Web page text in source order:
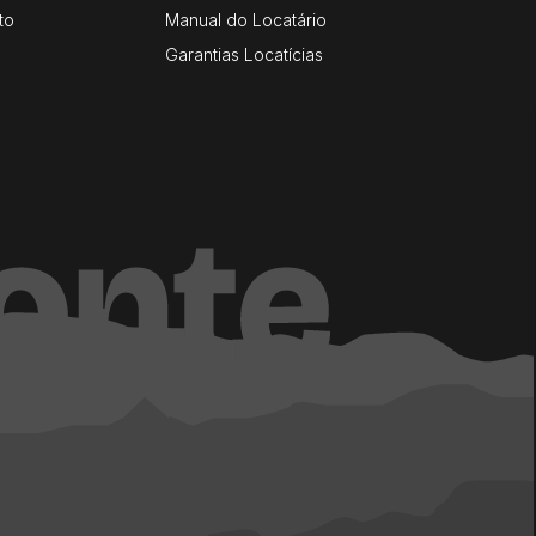
Manual do Locatário
Garantias Locatícias